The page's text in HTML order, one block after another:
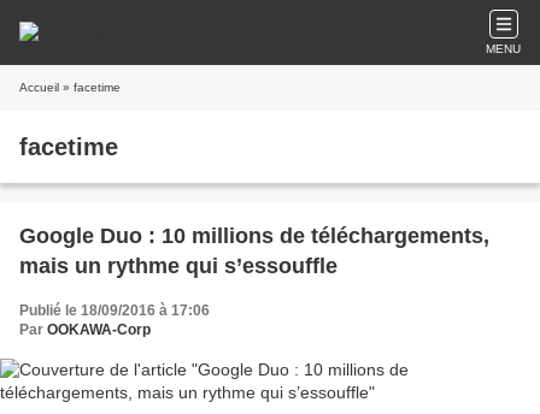
MENU
Accueil » facetime
facetime
Google Duo : 10 millions de téléchargements,
mais un rythme qui s’essouffle
Publié le 18/09/2016 à 17:06
Par OOKAWA-Corp